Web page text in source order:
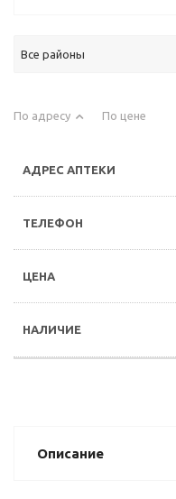
Все районы
По адресу По цене
Описание